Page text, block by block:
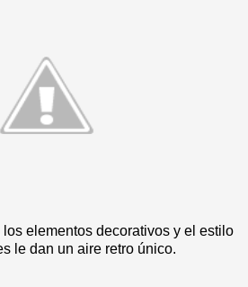
elementos decorativos y el estilo
le dan un aire retro único.